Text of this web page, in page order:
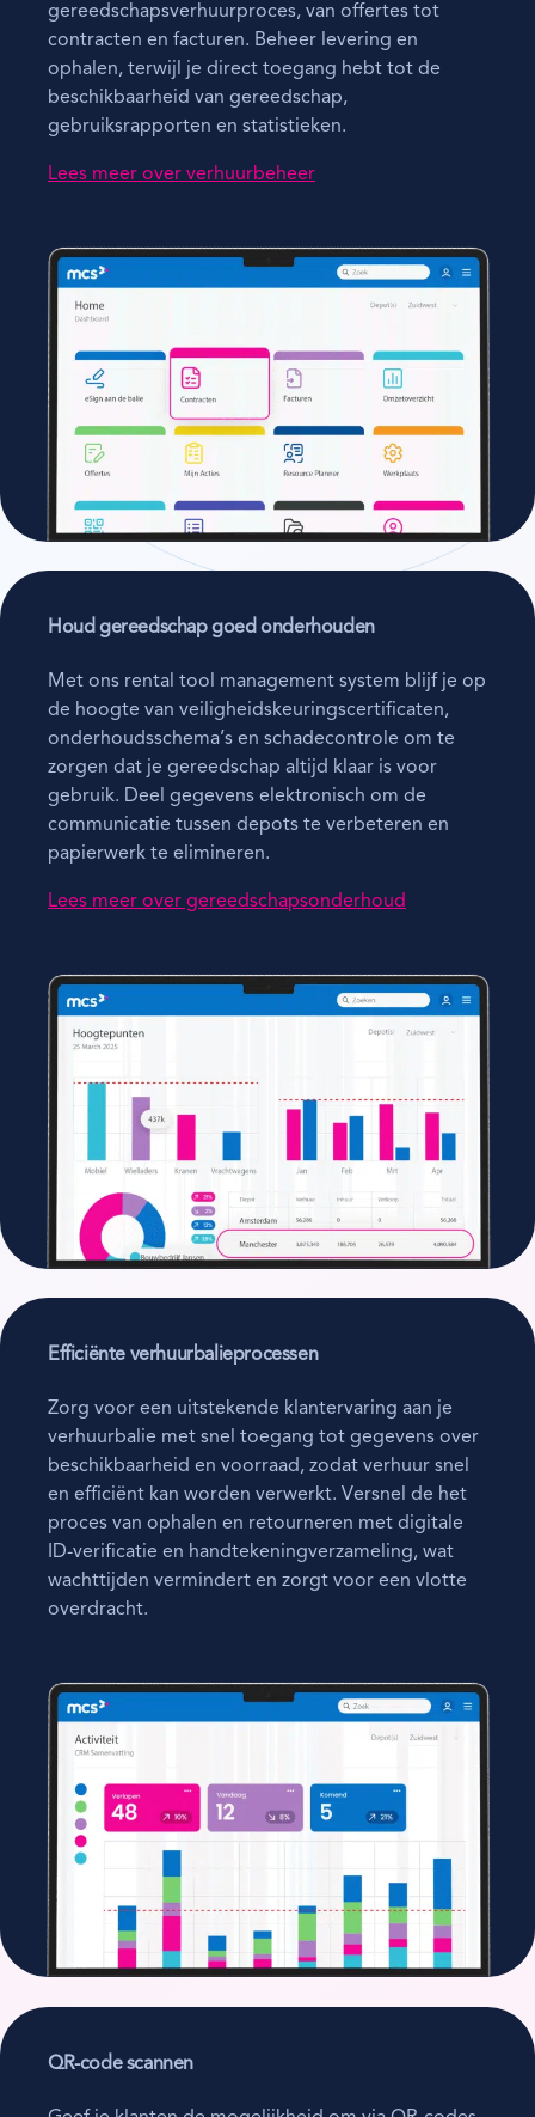
gereedschapsverhuurproces, van offertes tot
contracten en facturen. Beheer levering en
ophalen, terwijl je direct toegang hebt tot de
beschikbaarheid van gereedschap,
gebruiksrapporten en statistieken.
Lees meer over verhuurbeheer
Houd gereedschap goed onderhouden
Met ons rental tool management system blijf je op
de hoogte van veiligheidskeuringscertificaten,
onderhoudsschema’s en schadecontrole om te
zorgen dat je gereedschap altijd klaar is voor
gebruik. Deel gegevens elektronisch om de
communicatie tussen depots te verbeteren en
papierwerk te elimineren.
Lees meer over gereedschapsonderhoud
Efficiënte verhuurbalieprocessen
Zorg voor een uitstekende klantervaring aan je
verhuurbalie met snel toegang tot gegevens over
beschikbaarheid en voorraad, zodat verhuur snel
en efficiënt kan worden verwerkt. Versnel de het
proces van ophalen en retourneren met digitale
ID-verificatie en handtekeningverzameling, wat
wachttijden vermindert en zorgt voor een vlotte
overdracht.
QR-code scannen